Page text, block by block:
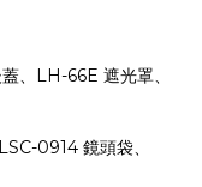
、LH-66E 遮光罩、
0914 鏡頭袋、